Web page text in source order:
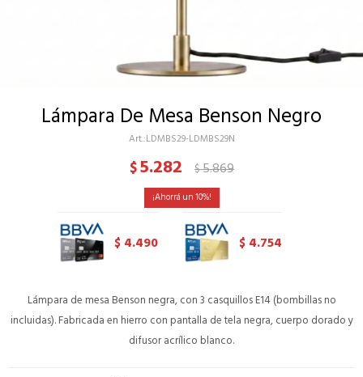
Lámpara De Mesa Benson Negro
LDMBS29-LDMBS29N
$5.282 $5.869
10
$ 4.490 $ 4.754
Lámpara de mesa Benson negra, con 3 casquillos E14 (bombillas no
incluidas). Fabricada en hierro con pantalla de tela negra, cuerpo dorado y
difusor acrílico blanco.